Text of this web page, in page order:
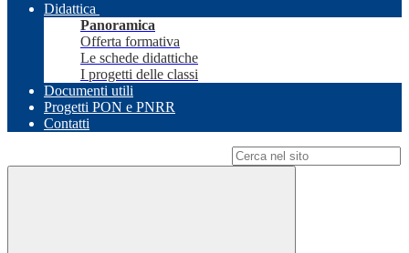
Didattica
Panoramica
Offerta formativa
Le schede didattiche
I progetti delle classi
Documenti utili
Progetti PON e PNRR
Contatti